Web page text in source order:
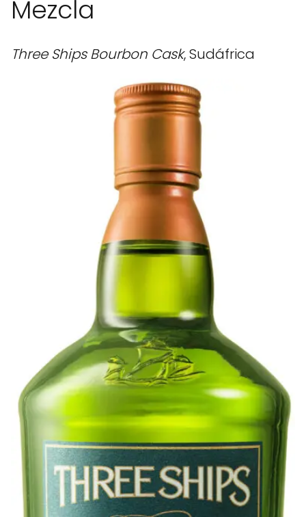
Mezcla
Three Ships Bourbon Cask, Sudáfrica